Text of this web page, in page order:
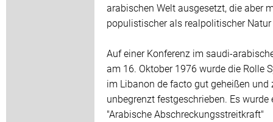
arabischen Welt ausgesetzt, die aber
populistischer als realpolitischer
Auf einer Konferenz im saudi-
am 16. Oktober 1976 wurde die Rolle
im Libanon de facto gut geheißen und
unbegrenzt festgeschrieben. Es wurde
"Arabische Abschreckungsstreitkraft"